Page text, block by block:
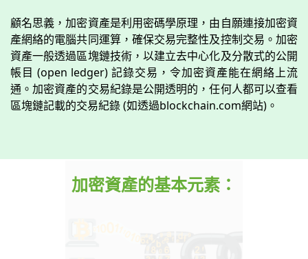
顧名思義，加密資產是利用密碼學原理，由自願連接加密資
產網絡的電腦共同運算，確保交易完整性及控制交易。加密
資產一般透過區塊鏈技術，以建立去中心化及分散式的公開
帳目 (open ledger) 記錄交易，令加密資產能在網絡上流
通。加密資產的交易紀錄是公開透明的，任何人都可以查看
區塊鏈記載的交易紀錄 (如透過blockchain.com網站)。
加密資產的基本元素：